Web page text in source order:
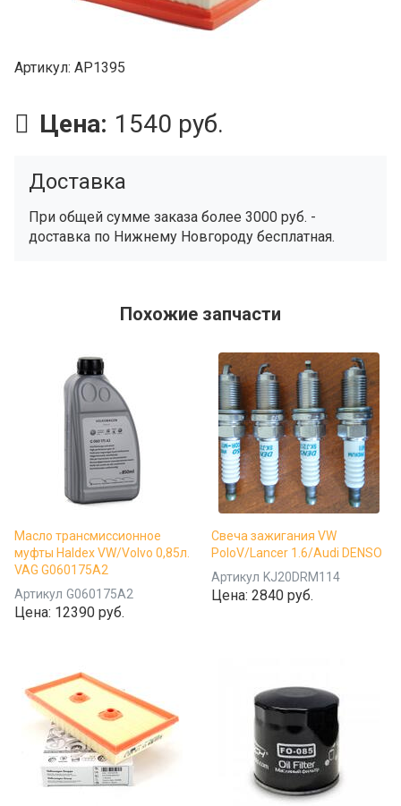
Артикул AP1395
Цена: 1540 руб.
Доставка
При общей сумме заказа более 3000 руб. -
доставка по Нижнему Новгороду бесплатная.
Похожие запчасти
Масло трансмиссионное
муфты Haldex VW/Volvo 0,85л.
VAG G060175A2
Артикул G060175A2
Цена: 12390 руб.
Свеча зажигания VW
PoloV/Lancer 1.6/Audi DENSO
Артикул KJ20DRM114
Цена: 2840 руб.